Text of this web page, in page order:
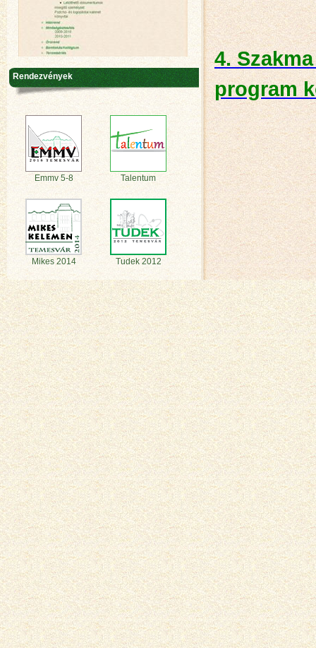
4.
program
Rendezvények
Emmv 5-8 Talentum
Mikes 2014 Tudek 2012